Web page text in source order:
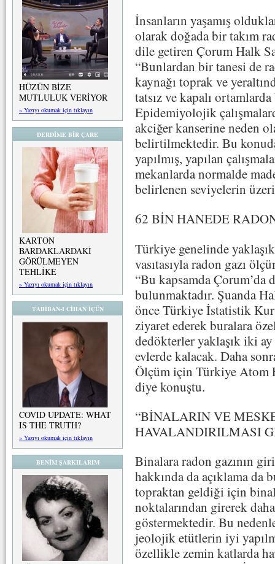
HÜZÜN BİZE
MUTLULUK VERİYOR
» Yazıyı okumak için tıklayın
DERDİME BİR ÇARE
KARTON
BARDAKLARDAKİ
GÖRÜLMEYEN
TEHLİKE
» Yazıyı okumak için tıklayın
TABİBAN-I CİHAN İÇÜN
COVID UPDATE: WHAT
IS THE TRUTH?
» Yazıyı okumak için tıklayın
BENİM ŞARKILARIM
İnsanların yaşamış
olarak doğada bir takım
dile getiren Çorum Halk
“Bunlardan bir tanesi de
kaynağı toprak ve
tatsız ve kapalı
Epidemiyolojik
akciğer kanserine neden
belirtilmektedir. Bu
yapılmış, yapılan
mekanlarda normalde
belirlenen seviyelerin
62 BİN HANEDE
Türkiye genelinde
vasıtasıyla radon gazı
“Bu kapsamda Çorum’da
bulunmaktadır. Şuanda
önce Türkiye İstatistik
ziyaret ederek buralara
dedökterler yaklaşık iki
evlerde kalacak. Daha
Ölçüm için Türkiye Atom
diye konuştu.
“BİNALARIN VE
HAVALANDIRILMASI
Binalara radon gazının
hakkında da açıklama da
topraktan geldiği için
noktalarından girerek
göstermektedir. Bu
jeolojik etütlerin iyi
özellikle zemin katlarda